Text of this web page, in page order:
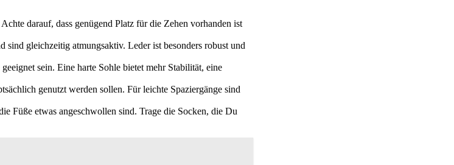
darauf, dass genügend Platz für die Zehen vorhanden ist
gleichzeitig atmungsaktiv. Leder ist besonders robust und
sein. Eine harte Sohle bietet mehr Stabilität, eine
genutzt werden sollen. Für leichte Spaziergänge sind
Füße etwas angeschwollen sind. Trage die Socken, die Du